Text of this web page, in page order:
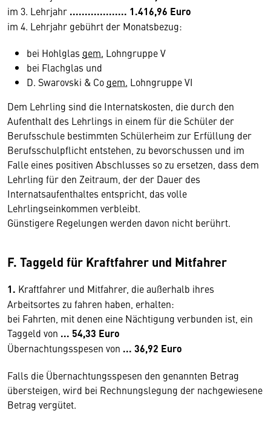
im 3. Lehrjahr ................... 1.416,96 Euro
im 4. Lehrjahr gebührt der Monatsbezug:
bei Hohlglas gem. Lohngruppe V
bei Flachglas und
D. Swarovski & Co gem. Lohngruppe VI
Dem Lehrling sind die Internatskosten, die durch den
Aufenthalt des Lehrlings in einem für die Schüler der
Berufsschule bestimmten Schülerheim zur Erfüllung der
Berufsschulpflicht entstehen, zu bevorschussen und im
Falle eines positiven Abschlusses so zu ersetzen, dass dem
Lehrling für den Zeitraum, der der Dauer des
Internatsaufenthaltes entspricht, das volle
Lehrlingseinkommen verbleibt.
Günstigere Regelungen werden davon nicht berührt.
F. Taggeld für Kraftfahrer und Mitfahrer
1. Kraftfahrer und Mitfahrer, die außerhalb ihres
Arbeitsortes zu fahren haben, erhalten:
bei Fahrten, mit denen eine Nächtigung verbunden ist, ein
Taggeld von ... 54,33 Euro
Übernachtungsspesen von ... 36,92 Euro
Falls die Übernachtungsspesen den genannten Betrag
übersteigen, wird bei Rechnungslegung der nachgewiesene
Betrag vergütet.